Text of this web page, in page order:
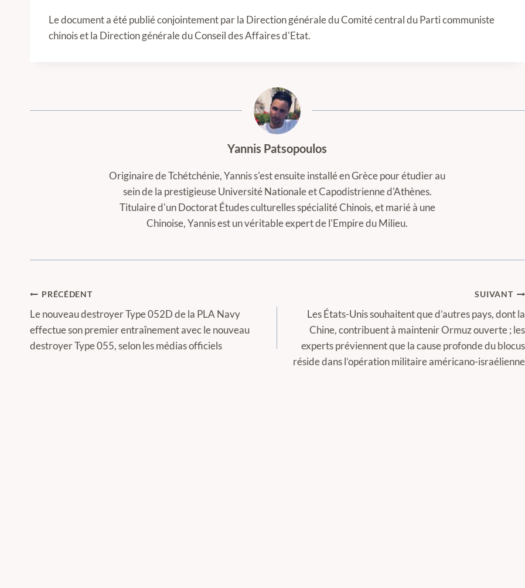
Le document a été publié conjointement par la Direction générale du Comité central du Parti communiste
chinois et la Direction générale du Conseil des Affaires d'Etat.
Yannis Patsopoulos
Originaire de Tchétchénie, Yannis s'est ensuite installé en Grèce pour étudier au
sein de la prestigieuse Université Nationale et Capodistrienne d'Athènes.
Titulaire d'un Doctorat Études culturelles spécialité Chinois, et marié à une
Chinoise, Yannis est un véritable expert de l'Empire du Milieu.
Navigation
de
l’article
PRÉCÉDENT
Le nouveau destroyer Type 052D de la PLA Navy
effectue son premier entraînement avec le nouveau
destroyer Type 055, selon les médias officiels
SUIVANT
Les États-Unis souhaitent que d’autres pays, dont la
Chine, contribuent à maintenir Ormuz ouverte ; les
experts préviennent que la cause profonde du blocus
réside dans l’opération militaire américano-israélienne